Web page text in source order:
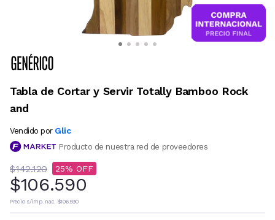
Tabla de Cortar y Servir Totally Bamboo Rock
and
Vendido por Glic
Producto de nuestra red de proveedores
$142.120 25
$106.590
Precio s/imp. nac. $106.590